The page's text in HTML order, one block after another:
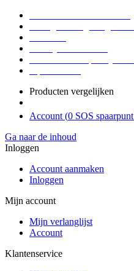
Producten vergelijken
Account (0 SOS spaarpunt
Ga naar de inhoud
Inloggen
Account aanmaken
Inloggen
Mijn account
Mijn verlanglijst
Account
Klantenservice